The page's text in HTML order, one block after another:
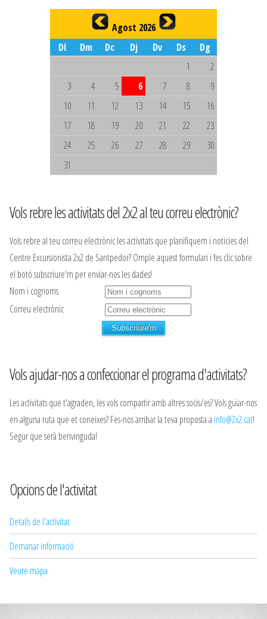
Agost 2026
Dl
Dm Dc Dj Dv Ds
Dg
1
2
3
4 5 6 7 8
9
10
11 12 13 14 15
16
17
18 19 20 21 22
23
24
25 26 27 28 29
30
31
Vols rebre les activitats del 2x2 al teu correu electrònic?
Vols rebre al teu correu electrònic les activitats que planifiquem i noticies del
Centre Excursionista 2x2 de Santpedor? Omple aquest formulari i fes clic sobre
el botó subscriure'm per enviar-nos les dades!
Nom i cognoms
Correu electrònic
Vols ajudar-nos a confeccionar el programa d'activitats?
Les activitats que t'agraden, les vols compartir amb altres socis/es? Vols guiar-nos
en alguna ruta que et coneixes? Fes-nos arribar la teva proposta a info@2x2.cat!
Segur que serà benvinguda!
Opcions de l'activitat
Detalls de l'activitat
Demanar informació
Veure mapa